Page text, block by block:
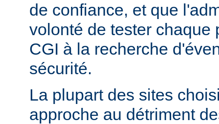
de confiance, et que
volonté de tester chaque
CGI à la recherche
sécurité.
La plupart des sites
approche au détriment